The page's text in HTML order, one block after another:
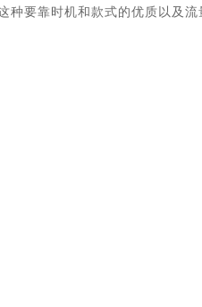
要靠时机和款式的优质以及流